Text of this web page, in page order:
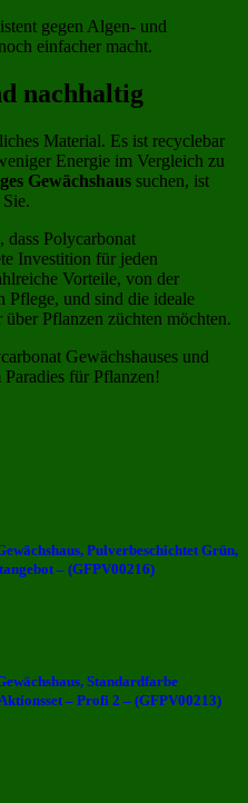
gegen Algen- und
einfacher macht.
nachhaltig
Material. Es ist recyclebar
Energie im Vergleich zu
Gewächshaus suchen, ist
dass Polycarbonat
Investition für jeden
Vorteile, von der
Pflege, und sind die ideale
Pflanzen züchten möchten.
Gewächshauses und
Paradies für Pflanzen!
Pulverbeschichtet Grün,
– (GFPV00216)
Standardfarbe
– Profi 2 – (GFPV00213)